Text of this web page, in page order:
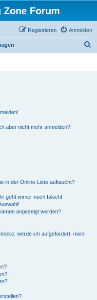
Forum
Anmelden
Registrieren
aber nicht mehr anmelden?!
in der Online-Liste auftaucht?
geht immer noch falsch!
angezeigt werden?
werde ich aufgefordert, mich